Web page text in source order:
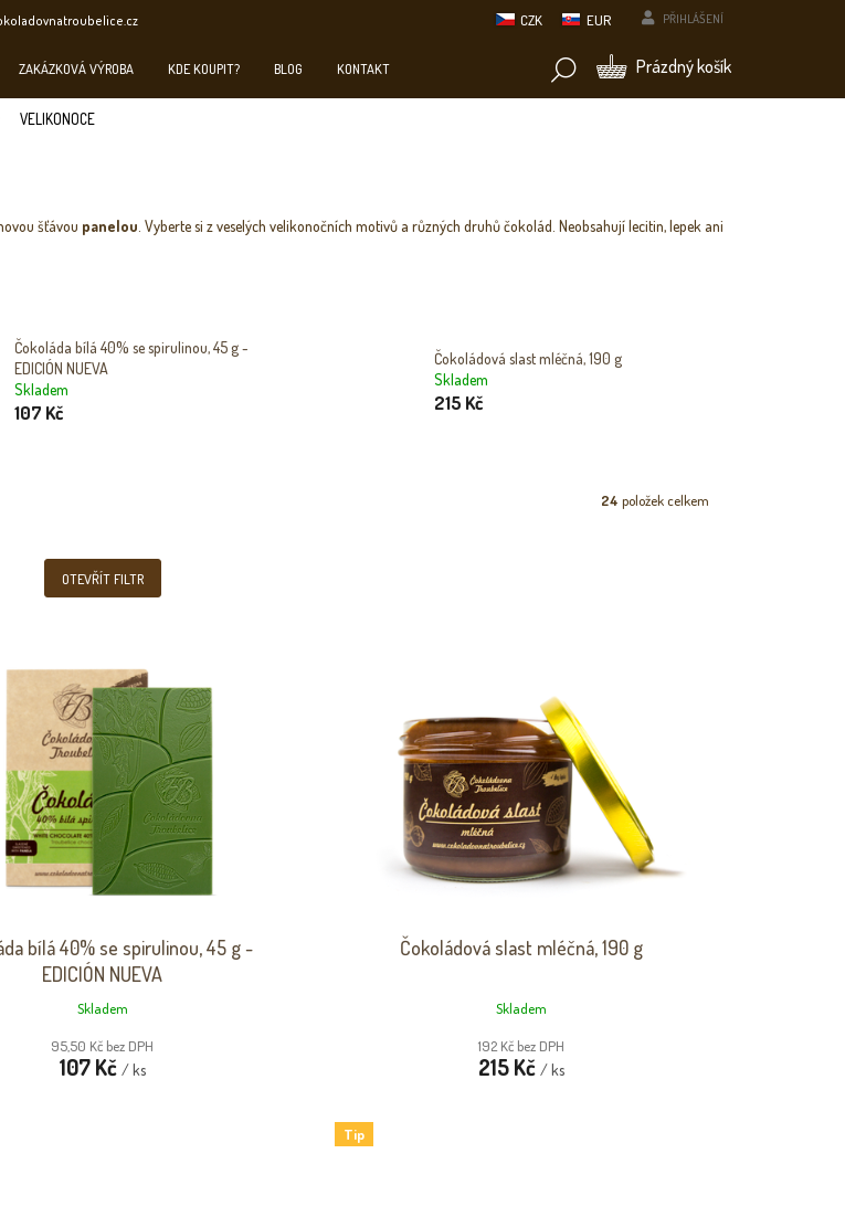
CZK EUR PŘIHLÁŠENÍ
NÁKUPNÍ
Prázdný košík
ZAKÁZKOVÁ VÝROBA KDE KOUPIT? BLOG KONTAKT
VELIKONOCE
šťávou panelou . Vyberte si z veselých velikonočních motivů a různých druhů čokolád. Neobsahují lecitin, lepek ani
Čokoláda bílá 40% se spirulinou, 45 g -
EDICIÓN NUEVA
Skladem
107 Kč
Čokoládová slast mléčná, 190 g
Skladem
215 Kč
24 položek celkem
OTEVŘÍT FILTR
bílá 40% se spirulinou, 45 g -
EDICIÓN NUEVA
Skladem
95,50 Kč bez DPH
107 Kč / ks
Čokoládová slast mléčná, 190 g
Skladem
192 Kč bez DPH
215 Kč/ ks
Tip